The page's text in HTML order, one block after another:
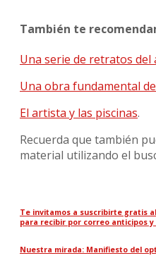
También te
Una serie de retratos del
Una obra fundamental
El artista y las piscinas.
Recuerda que también
material utilizando el
Te invitamos a suscribirte gratis
para recibir por correo anticipos
Nuestra mirada: Manifiesto del